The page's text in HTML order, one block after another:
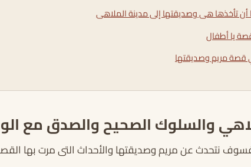
أن تأخذها هى وصديقتها إلى مدينة الملاهى
يا أطفال
قصة مريم وصديقتها
والسلوك الصحيح والصدق مع
فسوف نتحدث عن مريم وصديقتها والأحداث التى مرت بها